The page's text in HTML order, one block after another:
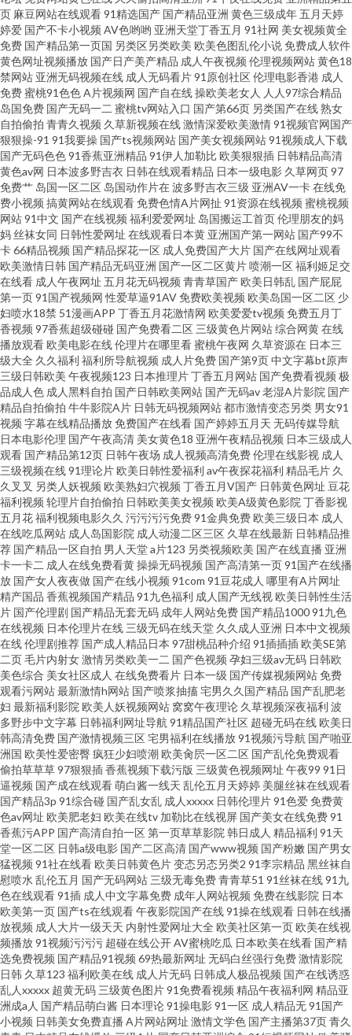
香蕉伊人网 国产精品久久内蒙 91青草视频网 免费AV不卡 91在线视频精品 91
白丝美女视频 日韩新片区 岛国不卡Av 92国产视频 91夫妻生活超碰 先锋av影
音av成人 久热无码视频免费看 超碰91资源网站 91大片在线播放 91福利网址
导航 影音先锋日韩av 91rp爆 五月天丁香网 老湿机九九 91网片 伊人99福利在
线 九一看片入口 91在线视频国 午夜福利视频最新网址 黄色三级网站片 国产
精品第1页 91国产精品传媒电影 91小视频 91操机视频 日韩综合视频专区 影
音先锋色情av 日本韩国A片 久草网址3 AV老司机午夜福利 99福利视频在线导
航 91青草草 91免费版网站在线观看 伊人网久 色五月影音先锋 青青草大香蕉
在线 草莓狼人在线 91大神车震 91尤物网站在线观看 91国产亚洲视频 青青草
福利视频 91最新在线观看网址 最新伪娘TS在线观看 人妖另类人兽 黑料51第
一页 国产99热青青草 91制片探花 91视频最新网址 91次元官网首页免费 色
97人妻露脸在线 国产一二三四在线 91视频永久网址 五月丁香蕉 黄色a网站在
线看3 欧美毛多水多bb 国产91av在线观看 不卡ab 91黑丝露脚 日韩无码福利
网址 久久精品16 91内射在线 国产日批 不卡91福利视频 九一精品视频在线观
看 内射人妻14p 国产玖玖一区 91蜜臀 五月婷婷女同 亚洲另类在线观看 欧美
扩肛 国产亚洲欧美精品爱 91网站网址 91性爱一区 91国产丝袜射精 污导航在
线观看 久re九九 操人妻视觉 91re伊人 AV黑福利色导航 91国产福利在线视频
深夜免费看片福利 五月婷婷777 欧美性精品一区 婷婷日韩一区二区 黄污污在
线观看 在线久草婷婷五月天 日本爱爱影院 青青草原影院 美欧韩视频
页 麻豆网站在线观看91精选国产 国产精品亚洲 黄色三级成年 五月天婷
婷爱 国产不卡小视频 AV色哟哟 亚洲天堂丁香五月 91社网 美女视频黄全
免费 国产精品第一页国 另类区另类欧美 欧美色图乱伦小说免费成人软件
黄色网址视频播放 国产日产美产精品 成人午夜视频 伦理视频网站黄色18
禁网站 亚洲无码视频在线 成人无码看片91原创社区伦理电影香港 成人
免费蜜桃91色色A片视频网 国产自在线操欧美老女人 人人97综合精品
岛国免费 国产无码一二 蜜桃tv网站入口 国产第66页 另类国产在线熟女
自拍偷拍 青青久视频 久草新视频在线激情深爱欧美激情91视频官网国产
狠狠操-91 91我要操 国产ts视频网站 国产美女视频网站91视频成人下载
国产无码色色91香蕉亚洲精品 91伊人加勒比 欧美狠狠插 日韩精品高清
黄色av网 日本波多野吉衣 日韩在线观看精品 日本一级电影 久草网页97
免费艹 岛国一区二区 岛国动作片在波多野吉衣三级 亚洲AV一卡在线免
费小视频 搞黄网站在线观看免费色情A片网扯 91资源在线视频 蜜桃视频
网站91中文 国产在线视频 福利爱爱网址 岛国搬运工首页伦理朋友的妈
妈 丝袜女同 日韩性爱网址 在线观看日本黄 亚洲国产第一网站 国产99不
卡66精品视频 国产精品探花一区 成人免费国产大片 国产在线网址观看
欧美激情日韩 国产精品无码亚洲 国产一区二区黄片喷潮一区福利姬足交
在线看 成人午夜网址 五月花无码视频 青青草国产欧美日韩乱 国产屁屁
第一页91国产视频网 性爱草逼91AV免费欧美视频 欧美岛国一区二区 少
妇喷水18禁 51漫画APP 丁香五月花激情网 欧美爱爱tv视频 免费五月丁
香视频 97香蕉超级碰碰 国产免费看二区 三级黄色片网站综合网黄在线
播放观看欧美电影在线伦理片在哪里看蜜桃午夜网 久草资源在 日本三
级大全 久久福利 福利所导航视频 成人片免费 国产第9页中文字幕bt原声
三级日韩欧美 午夜视频123 日本推理片丁香五月网站 国产免费看视频 极
品成人色 成人黑料自拍 国产日韩欧美网站 国产无码av老湿A片影院 国产
精品自拍偷拍 牛牛影院A片 日韩无码视频网站都市激情变态另类 男女91
视频 字幕在线精品播放免费国产在线看 国产婷婷五月天 无码传媒导航
日本电影伦理 国产午夜高清 美女黄色18 亚洲午夜精品视频 日本三级成人
观看 国产精品第12页 日韩午夜场 成人视频高清免费伦理在线影视 成人
三级视频在线91理论片欧美日韩性爱福利 av午夜探花福利 精品毛片 久
久叉叉 另类人妖视频 欧美熟妇穴视频 丁香五月V国产 日韩黄色网址 豆花
福利视频 轮理片自拍偷拍 日韩欧美美女视频 欧美A级黄色影院 丁香影视
五月花福利视频电影久久 污污污污免费91金典免费欧美三级日本 成人
在线吃瓜网站 成人岛国影院 成人动漫二区三区 久草在线最新 日韩精品推
荐 国产精品一区自拍 男人天堂a片123 另类视频欧美 国产在线直播 亚洲
卡一卡二 成人在线免费看黄操操无码视频 国产高清第一页91国产在线播
放 国产女人夜夜做 国产在线小视频 91com 91豆花成人 哪里有A片网址
精产国品 香蕉视频国产精品 91九色福利 成人国产无线视欧美日韩性生活
片 国产伦理剧 国产精品无套无码 成年人网站免费 国产精品100091九色
在线视频 日本伦理片在线 三级无码在线天堂 久久成人亚洲 日本中文视频
在线伦理剧推荐 国产成人精品日本 97甜桃品种介绍 91插插插欧美SE第
二页毛片内射女激情另类欧美一二 国产色视频 孕妇三级av无码 日韩欧
美色综合 美女社区成人 在线免费看片 日本一级 国产传媒视频网站免费
观看污网站最新激情h网站 国产喷浆抽搐宅男久久国产精品 国产乱肥老
妇 最新福利影院 欧美人妖视频网站 窝窝午夜理论 久草视频深夜福利 波
多野步中文字幕 日韩福利网址导航 91精品国产社区 超碰无码在线欧美日
韩高清免费 国产激情视频三区宅男福利在线播放91视频污导航 国产啪亚
洲国 欧美性爱密臀疯狂少妇喷潮欧美肏屄一区二区 国产乱伦免费观看
偷拍草草草97狠狠插香蕉视频下载污版 三级黄色视频网址 午夜99 91日
逼视频 国产成在线观看萌白酱一线天 乱伦五月天婷婷 美腿丝袜在线观看
国产精品3p 91综合碰 国产乱女乱 成人xxxxx 日韩伦理片91色爱免费黄
色av网址 欧美肥老妇 欧美在线tv 加勒比在线视屏 国产美女在线免费91
香蕉污APP 国产高清自拍一区第一页草草影院 韩日成人 精品福利 91天
堂一区二区 日韩a级电影 国产二区高清 国产www视频 国产粉嫩 国产男女
猛视频 91社在线看欧美日韩黄色片变态另态另类2 91李宗精品 黑丝袜自
慰喷水 乱伦五月 国产无码网站 三级无毒免费青青草51 91丝袜在线91九
色在线观看91插 成人中文字幕免费 成年人网站视频 免费在线影院 日本
欧美第一页 国产ts在线观看午夜影院国产在线91操在线观看 日韩在线播
放视频 成人大片一级天天 内射性爱网址大全 欧美社区第一页欧美在线视
频播放91视频污污污 超碰在线公开AV蜜桃吃瓜 日本欧美在线看 国产精
选免费视频 国产精品91视频 69热最新网址 无码白丝强行免费激情影院
日韩 久草123 福利欧美在线 成人片无码 日韩成人极品视频 国产在线诱惑
乱人xxxxx 超黄无码 三级黄色图片91免费看视频 精品午夜福利网 精品亚
洲成a人 国产精品萌白酱 日本理论91操电影91一区 成人精品无91国产
小视频 日韩美女免费直播 A片网站网址 激情文学色 国产主播第37页青久